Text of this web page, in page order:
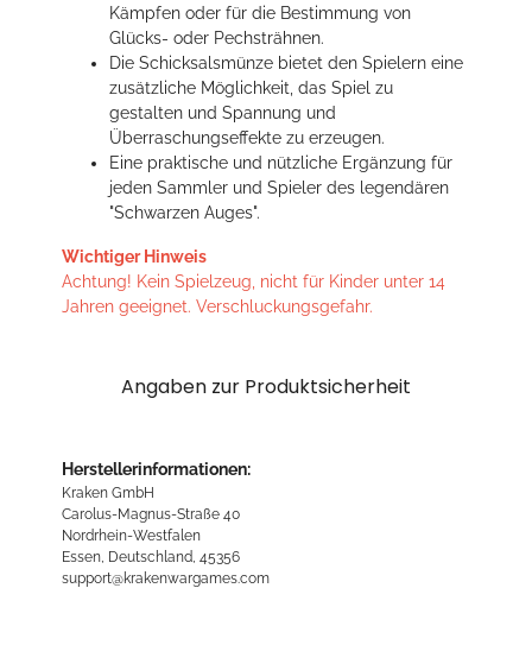
Kämpfen oder für die Bestimmung von
Glücks- oder Pechsträhnen.
Die Schicksalsmünze bietet den Spielern eine
zusätzliche Möglichkeit, das Spiel zu
gestalten und Spannung und
Überraschungseffekte zu erzeugen.
Eine praktische und nützliche Ergänzung für
jeden Sammler und Spieler des legendären
"Schwarzen Auges".
Wichtiger Hinweis
Achtung! Kein Spielzeug, nicht für Kinder unter 14
Jahren geeignet. Verschluckungsgefahr.
Angaben zur Produktsicherheit
Herstellerinformationen:
Kraken GmbH
Carolus-Magnus-Straße 40
Nordrhein-Westfalen
Essen, Deutschland, 45356
support@krakenwargames.com